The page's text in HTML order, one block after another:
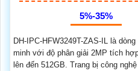
5%-35%
DH-IPC-HFW3249T-ZAS-IL là
minh với độ phân giải 2MP tích
lên đến 512GB. Trang bị công